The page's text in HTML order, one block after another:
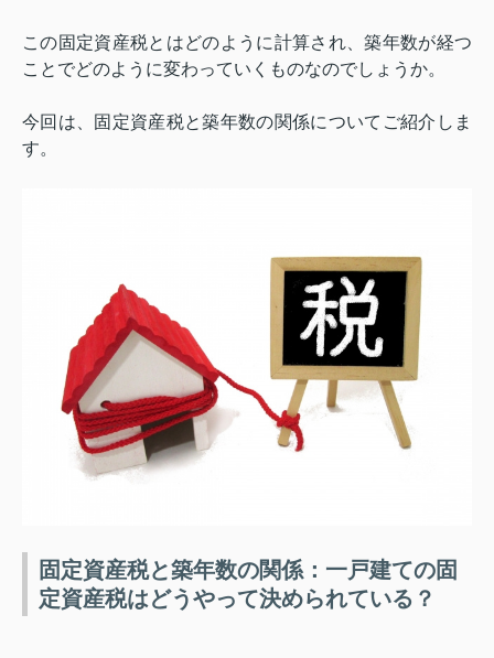
この固定資産税とはどのように計算され、築年数が経つ
ことでどのように変わっていくものなのでしょうか。
今回は、固定資産税と築年数の関係についてご紹介しま
す。
固定資産税と築年数の関係：一戸建ての固
定資産税はどうやって決められている？